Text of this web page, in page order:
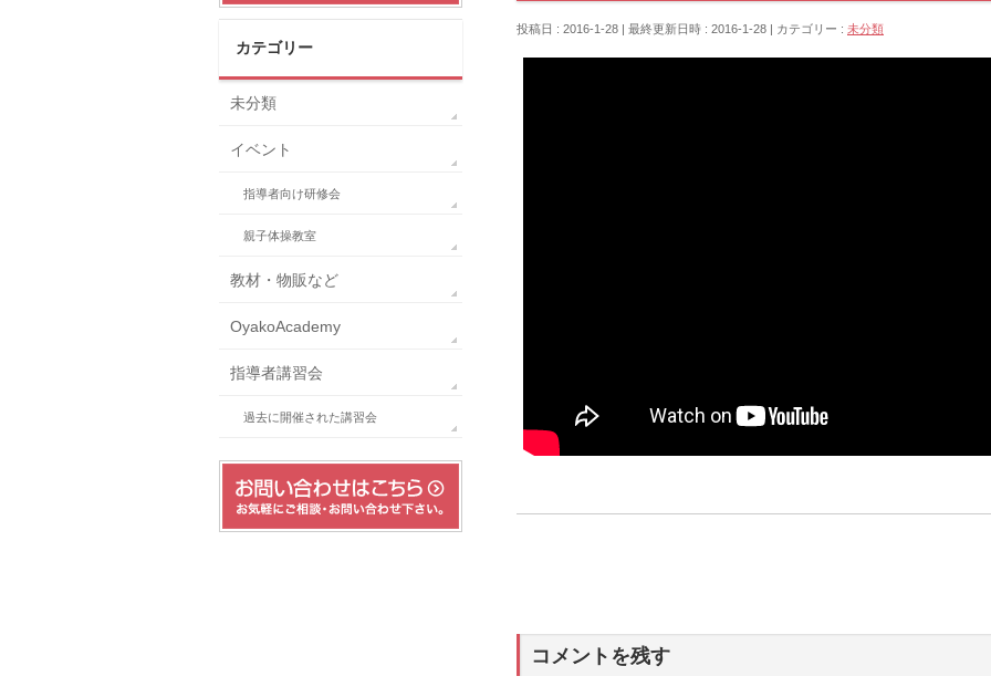
投稿日 : 2016-1-28 最終更新日時 : 2016-1-28 カテゴリー : 未分類
コメントを残す
カテゴリー
未分類
イベント
指導者向け研修会
親子体操教室
教材・物販など
OyakoAcademy
指導者講習会
過去に開催された講習会